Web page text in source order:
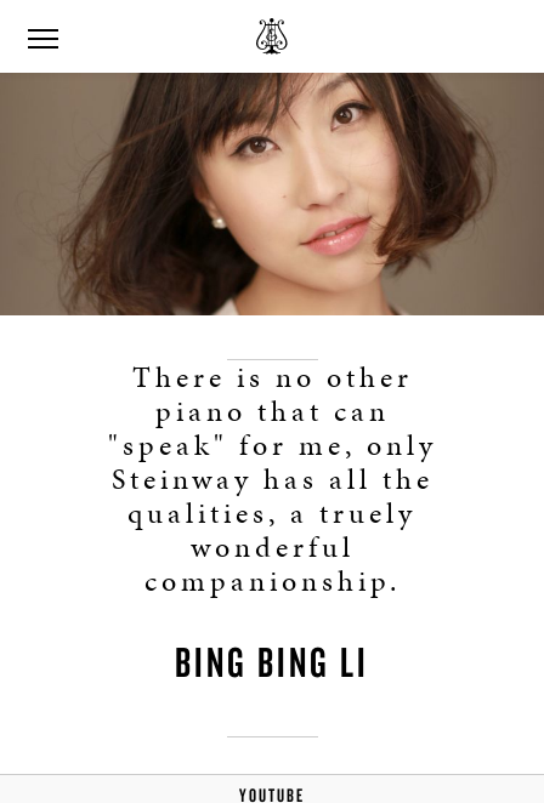
There is no other
piano that can
"speak" for me, only
Steinway has all the
qualities, a truely
wonderful
companionship.
BING BING LI
YOUTUBE